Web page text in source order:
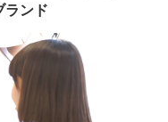
ランド